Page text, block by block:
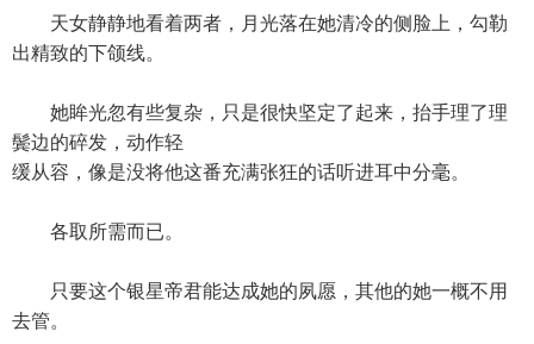
天女静静地看着两者，月光落在她清冷的侧脸上，勾勒
出精致的下颌线。
她眸光忽有些复杂，只是很快坚定了起来，抬手理了理
鬓边的碎发，动作轻
缓从容，像是没将他这番充满张狂的话听进耳中分毫。
各取所需而已。
只要这个银星帝君能达成她的夙愿，其他的她一概不用
去管。